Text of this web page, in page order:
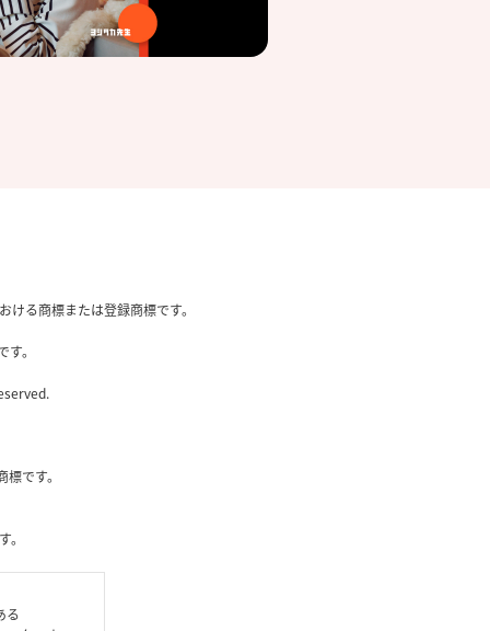
る商標または登録商標です。
。
です。
る